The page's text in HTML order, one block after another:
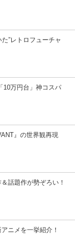
”レトロフューチャ
10万円台」神コスパ
』の世界観再現
話題作が勢ぞろい！
ニメを一挙紹介！